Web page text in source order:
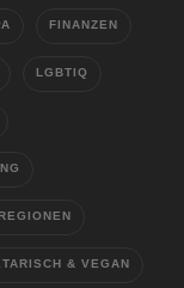
FINANZEN
LGBTIQ
& VEGAN